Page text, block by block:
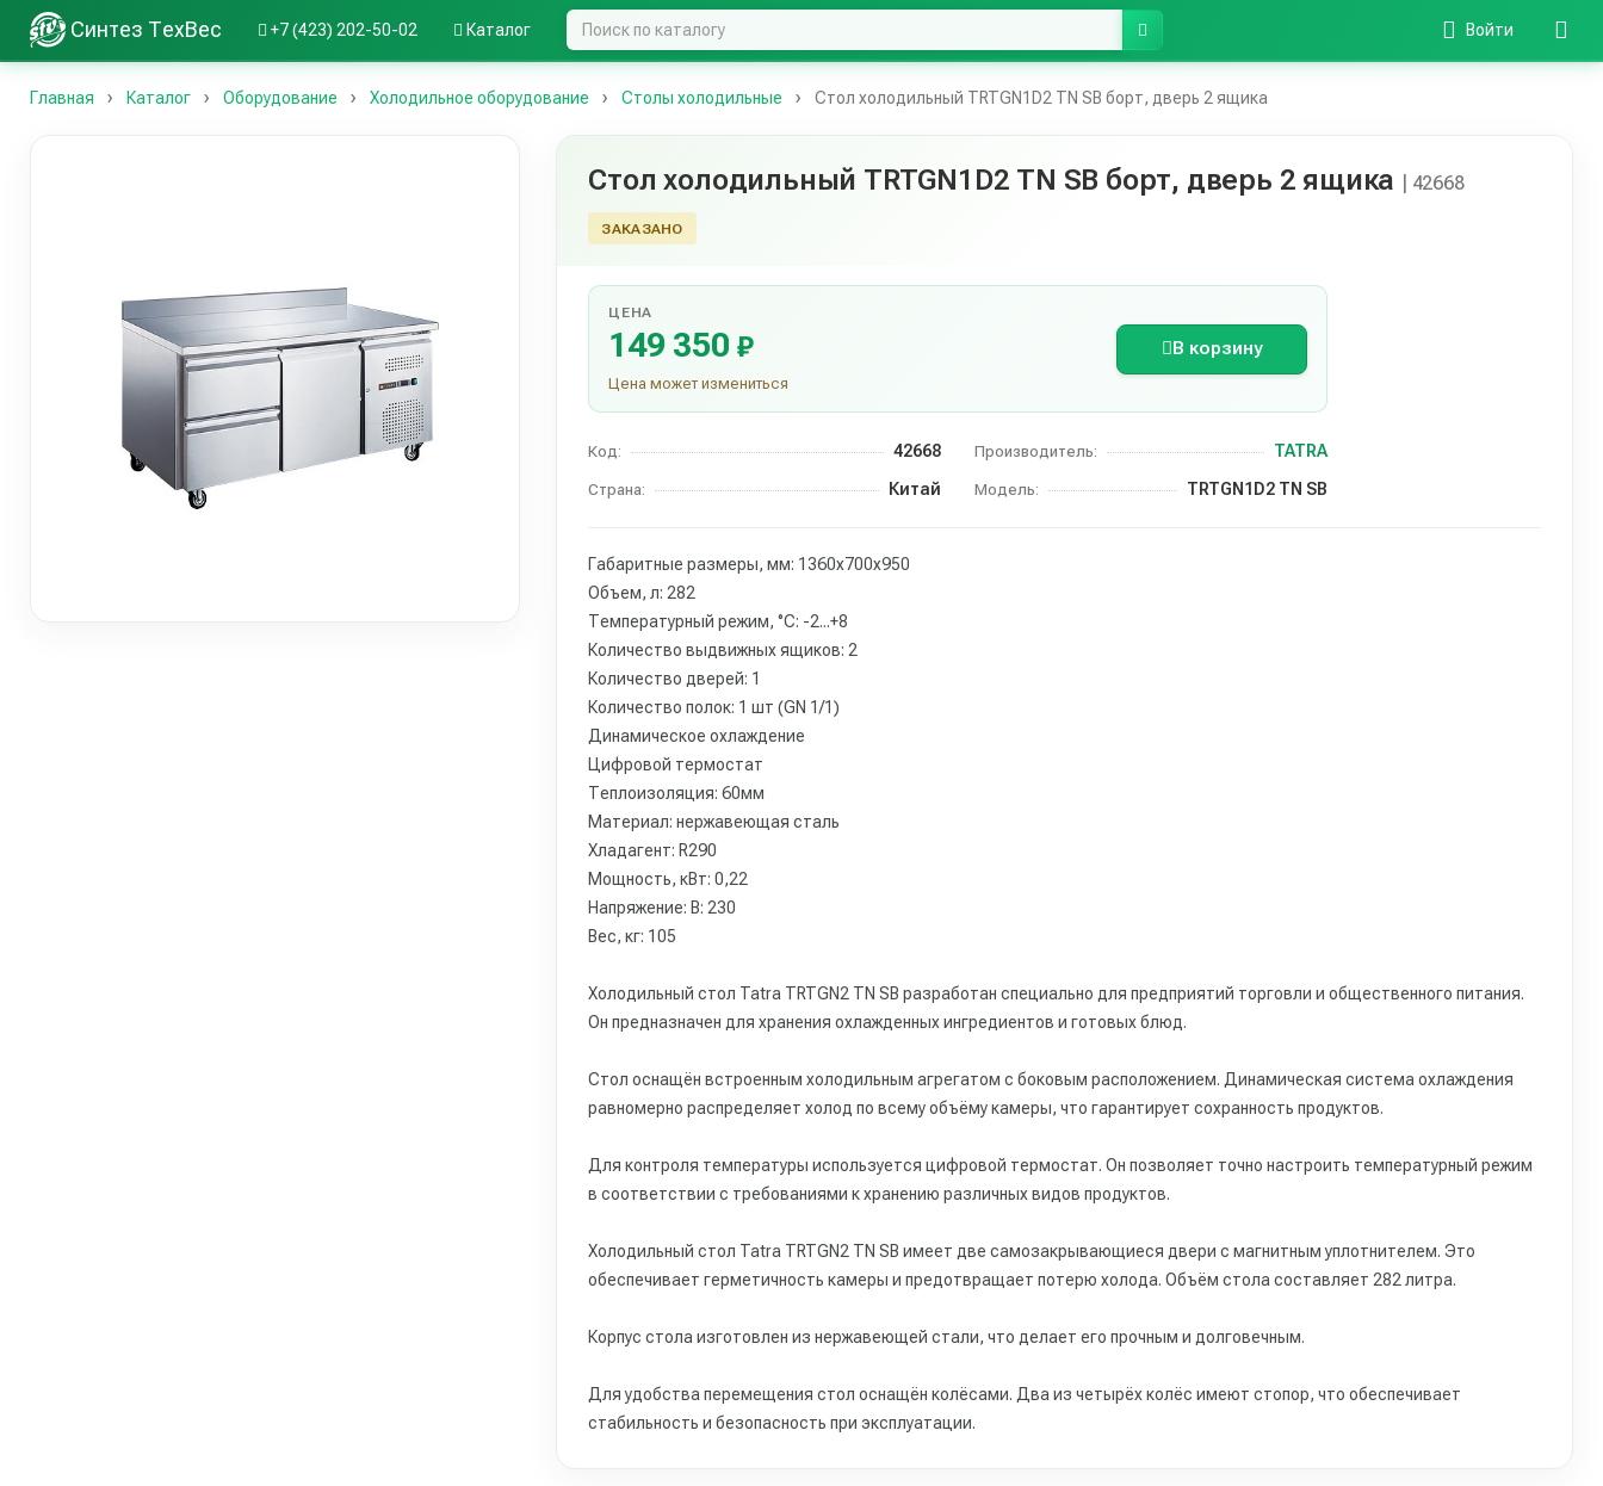
Синтез ТехВес +7 (423) 202-50-02 Каталог Войти
Главная Каталог Оборудование Холодильное оборудование Столы холодильные Стол холодильный TRTGN1D2 TN SB борт, дверь 2 ящика
Стол холодильный TRTGN1D2 TN SB борт, дверь 2 ящика | 42668
ЗАКАЗАНО
ЦЕНА
149 350₽
Цена может измениться
В корзину
Код: 42668 Производитель: TATRA
Страна: Китай Модель: TRTGN1D2 TN SB
Габаритные размеры, мм: 1360x700x950
Объем, л: 282
Температурный режим, °C: -2...+8
Количество выдвижных ящиков: 2
Количество дверей: 1
Количество полок: 1 шт (GN 1/1)
Динамическое охлаждение
Цифровой термостат
Теплоизоляция: 60мм
Материал: нержавеющая сталь
Хладагент: R290
Мощность, кВт: 0,22
Напряжение: В: 230
Вес, кг: 105
Холодильный стол Tatra TRTGN2 TN SB разработан специально для предприятий торговли и общественного питания.
Он предназначен для хранения охлажденных ингредиентов и готовых блюд.
Стол оснащён встроенным холодильным агрегатом с боковым расположением. Динамическая система охлаждения
равномерно распределяет холод по всему объёму камеры, что гарантирует сохранность продуктов.
Для контроля температуры используется цифровой термостат. Он позволяет точно настроить температурный режим
в соответствии с требованиями к хранению различных видов продуктов.
Холодильный стол Tatra TRTGN2 TN SB имеет две самозакрывающиеся двери с магнитным уплотнителем. Это
обеспечивает герметичность камеры и предотвращает потерю холода. Объём стола составляет 282 литра.
Корпус стола изготовлен из нержавеющей стали, что делает его прочным и долговечным.
Для удобства перемещения стол оснащён колёсами. Два из четырёх колёс имеют стопор, что обеспечивает
стабильность и безопасность при эксплуатации.